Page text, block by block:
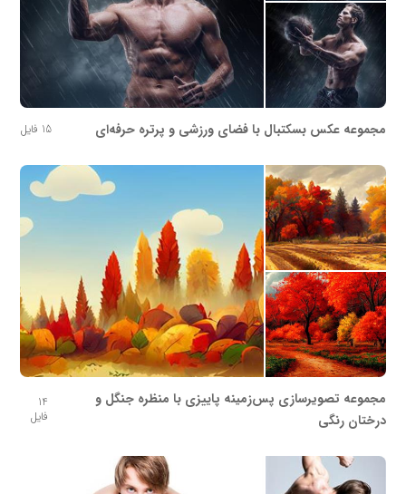
مجموعه عکس بسکتبال با فضای ورزشی و پرتره حرفه‌ای 15 فایل
مجموعه تصویرسازی پس‌زمینه پاییزی با منظره جنگل و
درختان رنگی
14
فایل